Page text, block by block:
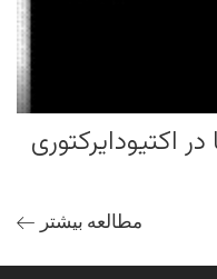
اکتیودایرکتوری
مطالعه بیشتر